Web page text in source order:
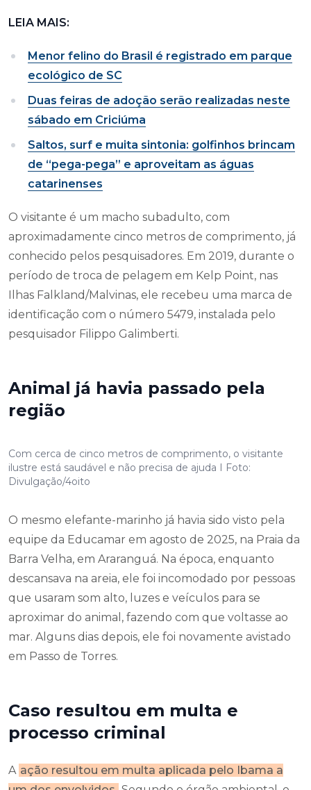
LEIA MAIS:
Menor felino do Brasil é registrado em parque
ecológico de SC
Duas feiras de adoção serão realizadas neste
sábado em Criciúma
Saltos, surf e muita sintonia: golfinhos brincam
de “pega-pega” e aproveitam as águas
catarinenses
O visitante é um macho subadulto, com
aproximadamente cinco metros de comprimento, já
conhecido pelos pesquisadores. Em 2019, durante o
período de troca de pelagem em Kelp Point, nas
Ilhas Falkland/Malvinas, ele recebeu uma marca de
identificação com o número 5479, instalada pelo
pesquisador Filippo Galimberti.
Animal já havia passado pela
região
Com cerca de cinco metros de comprimento, o visitante
ilustre está saudável e não precisa de ajuda I Foto:
Divulgação/4oito
O mesmo elefante-marinho já havia sido visto pela
equipe da Educamar em agosto de 2025, na Praia da
Barra Velha, em Araranguá. Na época, enquanto
descansava na areia, ele foi incomodado por pessoas
que usaram som alto, luzes e veículos para se
aproximar do animal, fazendo com que voltasse ao
mar. Alguns dias depois, ele foi novamente avistado
em Passo de Torres.
Caso resultou em multa e
processo criminal
A ação resultou em multa aplicada pelo Ibama a